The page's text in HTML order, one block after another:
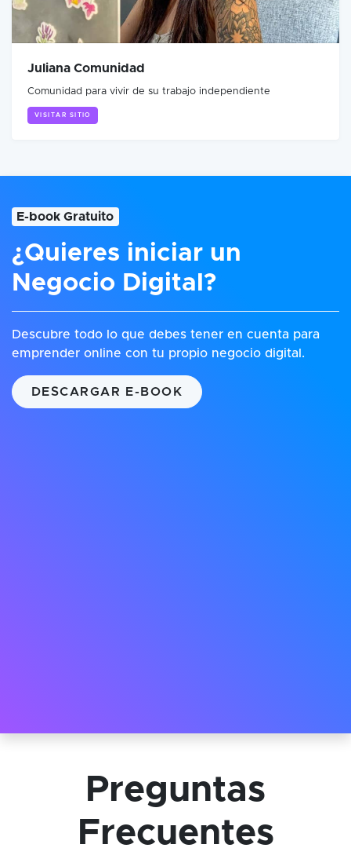
Juliana Comunidad
Comunidad para vivir de su trabajo independiente
VISITAR SITIO
E-book Gratuito
¿Quieres iniciar un
Negocio Digital?
Descubre todo lo que debes tener en cuenta para
emprender online con tu propio negocio digital.
DESCARGAR E-BOOK
Preguntas
Frecuentes